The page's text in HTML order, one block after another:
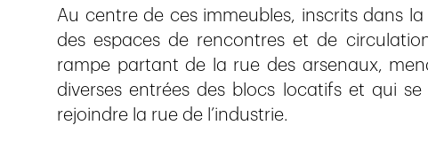
Au centre de ces immeubles, inscrits dans
des espaces de rencontres et de
rampe partant de la rue des arsenaux,
diverses entrées des blocs locatifs et qui
rejoindre la rue de l’industrie.